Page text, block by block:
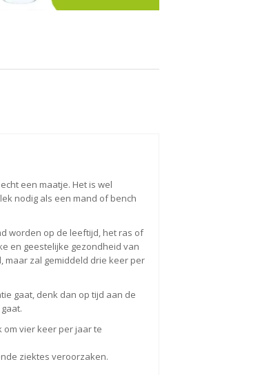
een maatje. Het is wel
nodig als een mand of bench
worden op de leeftijd, het ras of
en geestelijke gezondheid van
maar zal gemiddeld drie keer per
gaat, denk dan op tijd aan de
vier keer per jaar te
ziektes veroorzaken.